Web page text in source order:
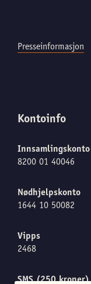
Presseinformasjon
Kontoinfo
Innsamlingskonto
8200 01 40046
Nødhjelpskonto
1644 10 50082
Vipps
2468
SMS (250 kroner)